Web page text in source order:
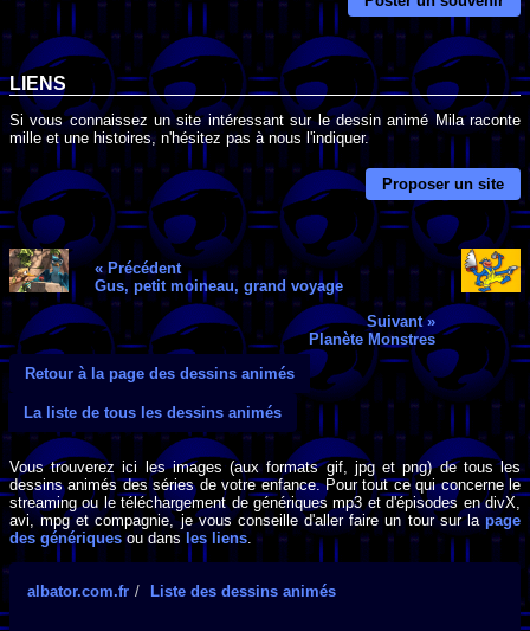
LIENS
Si vous connaissez un site intéressant sur le dessin animé Mila raconte
mille et une histoires, n'hésitez pas à nous l'indiquer.
Proposer un site
« Précédent
Gus, petit moineau, grand voyage
Suivant »
Planète Monstres
Retour à la page des dessins animés
La liste de tous les dessins animés
Vous trouverez ici les images (aux formats gif, jpg et png) de tous les
dessins animés des séries de votre enfance. Pour tout ce qui concerne le
streaming ou le téléchargement de génériques mp3 et d'épisodes en divX,
avi, mpg et compagnie, je vous conseille d'aller faire un tour sur lapage
des génériques ou dans les liens.
albator.com.fr Liste des dessins animés